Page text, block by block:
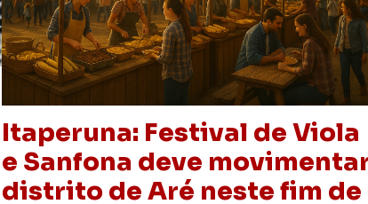
Itaperuna: Festival de Viola
e Sanfona deve
distrito de Aré neste fim de